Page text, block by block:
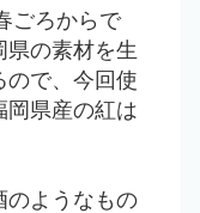
ごろからで
の素材を生
ので、今回使
岡県産の紅は
のようなもの